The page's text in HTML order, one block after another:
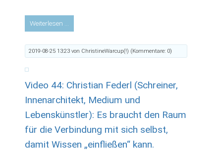
Weiterlesen …
43:
Christine
Warcup:
von
Bildung
2019-08-25 13:23 von ChristineWarcup(!) (Kommentare: 0)
Video 44: Christian Federl (Schreiner,
Innenarchitekt, Medium und
Lebenskünstler): Es braucht den Raum
für die Verbindung mit sich selbst,
damit Wissen „einfließen“ kann.